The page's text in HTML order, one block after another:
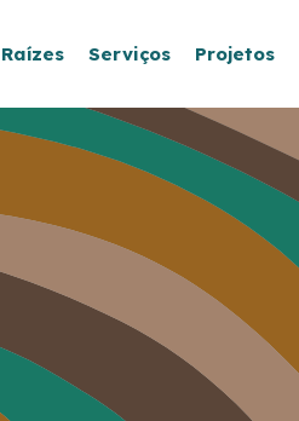
Serviços Projetos